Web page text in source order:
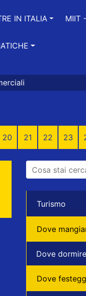
IN ITALIA MIIT
20 21 22 23
Turismo
Dove
Dove dormire
Dove